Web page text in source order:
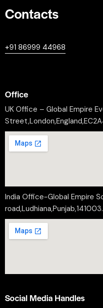
Contacts
+91 86999 44968
Office
UK Office – Global Empire
India Office-Global Empire
road,Ludhiana,Punjab,141003.
Social Media Handles